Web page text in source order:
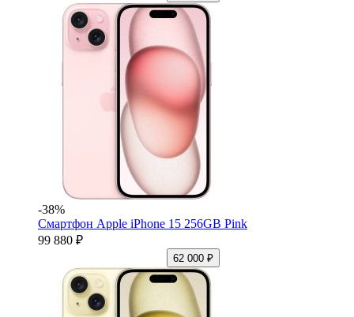
-38%
Смартфон Apple iPhone 15 256GB Pink
99 880 ₽
62 000 ₽